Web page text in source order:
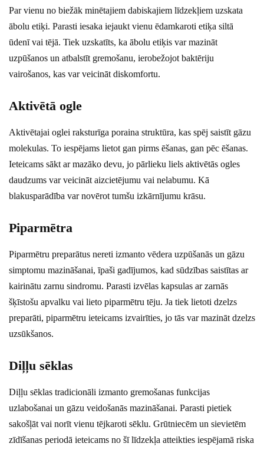
Par vienu no biežāk minētajiem dabiskajiem līdzekļiem uzskata
ābolu etiķi. Parasti iesaka iejaukt vienu ēdamkaroti etiķa siltā
ūdenī vai tējā. Tiek uzskatīts, ka ābolu etiķis var mazināt
uzpūšanos un atbalstīt gremošanu, ierobežojot baktēriju
vairošanos, kas var veicināt diskomfortu.
Aktivētā ogle
Aktivētajai oglei raksturīga poraina struktūra, kas spēj saistīt gāzu
molekulas. To iespējams lietot gan pirms ēšanas, gan pēc ēšanas.
Ieteicams sākt ar mazāko devu, jo pārlieku liels aktivētās ogles
daudzums var veicināt aizcietējumu vai nelabumu. Kā
blakusparādība var novērot tumšu izkārnījumu krāsu.
Piparmētra
Piparmētru preparātus nereti izmanto vēdera uzpūšanās un gāzu
simptomu mazināšanai, īpaši gadījumos, kad sūdzības saistītas ar
kairinātu zarnu sindromu. Parasti izvēlas kapsulas ar zarnās
šķīstošu apvalku vai lieto piparmētru tēju. Ja tiek lietoti dzelzs
preparāti, piparmētru ieteicams izvairīties, jo tās var mazināt dzelzs
uzsūkšanos.
Diļļu sēklas
Diļļu sēklas tradicionāli izmanto gremošanas funkcijas
uzlabošanai un gāzu veidošanās mazināšanai. Parasti pietiek
sakošļāt vai norīt vienu tējkaroti sēklu. Grūtniecēm un sievietēm
zīdīšanas periodā ieteicams no šī līdzekļa atteikties iespējamā riska